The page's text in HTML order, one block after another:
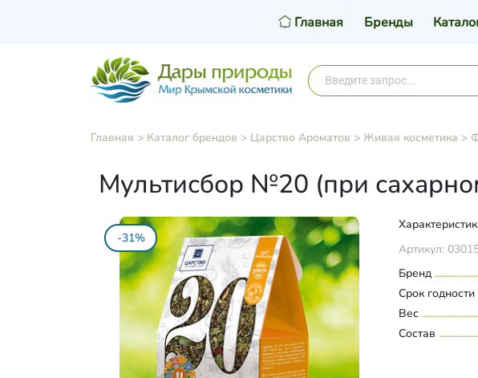
Главная Бренды
Главная > Каталог брендов > Царство Ароматов > Живая косметика >
Мультисбор №20 (при
-31%
Артикул:
Бренд
Срок годности
Вес
Состав